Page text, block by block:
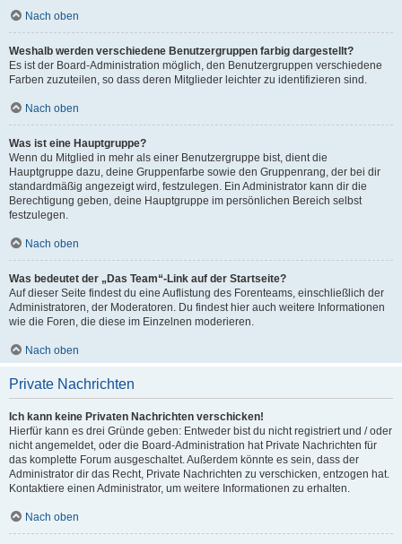
Nach oben
Weshalb werden verschiedene Benutzergruppen farbig dargestellt?
Es ist der Board-Administration möglich, den Benutzergruppen verschiedene
Farben zuzuteilen, so dass deren Mitglieder leichter zu identifizieren sind.
Nach oben
Was ist eine Hauptgruppe?
Wenn du Mitglied in mehr als einer Benutzergruppe bist, dient die
Hauptgruppe dazu, deine Gruppenfarbe sowie den Gruppenrang, der bei dir
standardmäßig angezeigt wird, festzulegen. Ein Administrator kann dir die
Berechtigung geben, deine Hauptgruppe im persönlichen Bereich selbst
festzulegen.
Nach oben
Was bedeutet der „Das Team“-Link auf der Startseite?
Auf dieser Seite findest du eine Auflistung des Forenteams, einschließlich der
Administratoren, der Moderatoren. Du findest hier auch weitere Informationen
wie die Foren, die diese im Einzelnen moderieren.
Nach oben
Private Nachrichten
Ich kann keine Privaten Nachrichten verschicken!
Hierfür kann es drei Gründe geben: Entweder bist du nicht registriert und / oder
nicht angemeldet, oder die Board-Administration hat Private Nachrichten für
das komplette Forum ausgeschaltet. Außerdem könnte es sein, dass der
Administrator dir das Recht, Private Nachrichten zu verschicken, entzogen hat.
Kontaktiere einen Administrator, um weitere Informationen zu erhalten.
Nach oben